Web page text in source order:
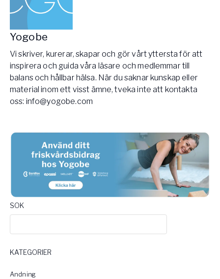
Yogobe
Vi skriver, kurerar, skapar och gör vårt yttersta för att
inspirera och guida våra läsare och medlemmar till
balans och hållbar hälsa. När du saknar kunskap eller
material inom ett visst ämne, tveka inte att kontakta
oss: info@yogobe.com
SOK
KATEGORIER
Andning